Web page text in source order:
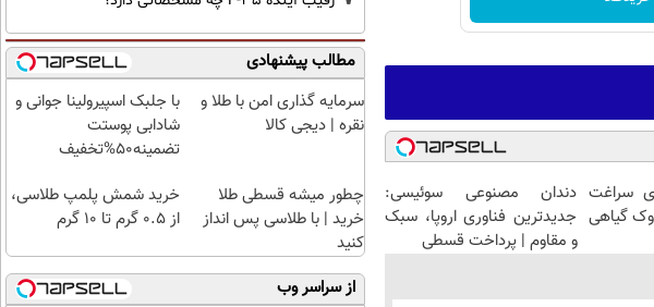
سراغت
گیاهی
دندان مصنوعی سوئیسی:
جدیدترین فناوری اروپا، سبک
و مقاوم | پرداخت قسطی
مطالب پیشنهادی
سرمایه گذاری امن با طلا و
نقره | دیجی کالا
با جلبک اسپیرولینا جوانی و
شادابی پوستت
تضمینه50%تخفیف
چطور میشه قسطی طلا
خرید | با طلاسی پس انداز
کنید
خرید شمش پلمپ طلاسی،
از ۰.۵ گرم تا ۱۰ گرم
از سراسر وب